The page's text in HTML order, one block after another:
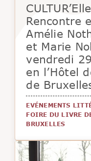
CULTUR’Elle
Rencontre
Amélie
et Marie
vendredi
en l’Hôtel
de
EVÉNEMENTS
FOIRE DU LIVRE
BRUXELLES